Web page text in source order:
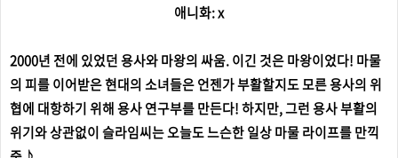
애니화: x
2000년 전에 있었던 용사와 마왕의 싸움. 이긴 것은 마왕이었다! 마물
의 피를 이어받은 현대의 소녀들은 언젠가 부활할지도 모른 용사의 위
협에 대항하기 위해 용사 연구부를 만든다! 하지만, 그런 용사 부활의
위기와 상관없이 슬라임씨는 오늘도 느슨한 일상 마물 라이프를 만끽